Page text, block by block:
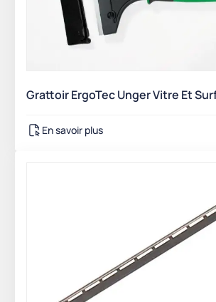
Grattoir ErgoTec Unger Vitre Et
En savoir plus